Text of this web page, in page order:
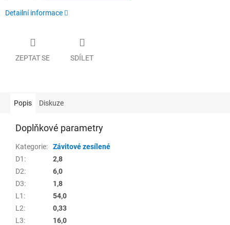
Detailní informace
ZEPTAT SE SDÍLET
Popis Diskuze
Doplňkové parametry
Kategorie:
Závitové zesílené
D1 :
2,8
D2:
6,0
D3:
1,8
L1 :
54,0
L2:
0,33
L3:
16,0